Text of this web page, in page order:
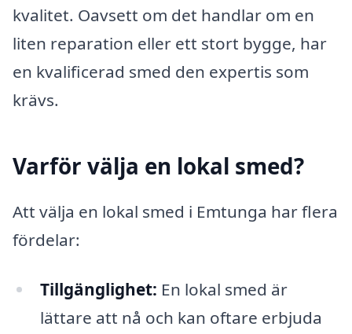
kvalitet. Oavsett om det handlar om en
liten reparation eller ett stort bygge, har
en kvalificerad smed den expertis som
krävs.
Varför välja en lokal smed?
Att välja en lokal smed i Emtunga har flera
fördelar:
Tillgänglighet: En lokal smed är
lättare att nå och kan oftare erbjuda